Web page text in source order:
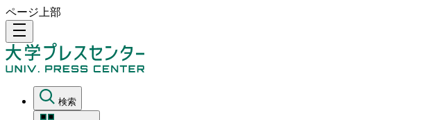
ページ上部
density_medium
検索